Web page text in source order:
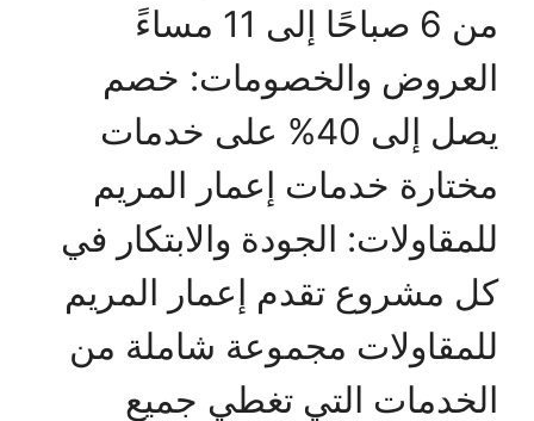
من 6 صباحًا إلى 11 مساءً
العروض والخصومات: خصم
يصل إلى 40% على خدمات
مختارة خدمات إعمار المريم
للمقاولات: الجودة والابتكار في
كل مشروع تقدم إعمار المريم
للمقاولات مجموعة شاملة من
الخدمات التي تغطي جميع